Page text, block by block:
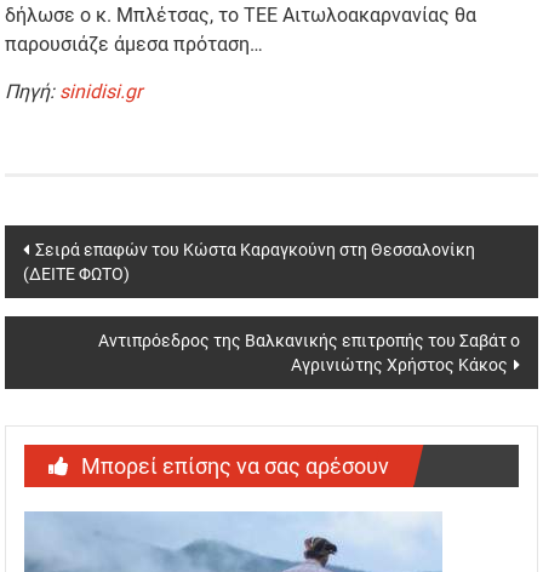
δήλωσε ο κ. Μπλέτσας, το ΤΕΕ Αιτωλοακαρνανίας θα
παρουσιάζε άμεσα πρόταση…
Πηγή: sinidisi.gr
Post
navigation
Σειρά επαφών του Κώστα Καραγκούνη στη Θεσσαλονίκη
(ΔΕΙΤΕ ΦΩΤΟ)
Αντιπρόεδρος της Βαλκανικής επιτροπής του Σαβάτ ο
Αγρινιώτης Χρήστος Κάκος
Μπορεί επίσης να σας αρέσουν